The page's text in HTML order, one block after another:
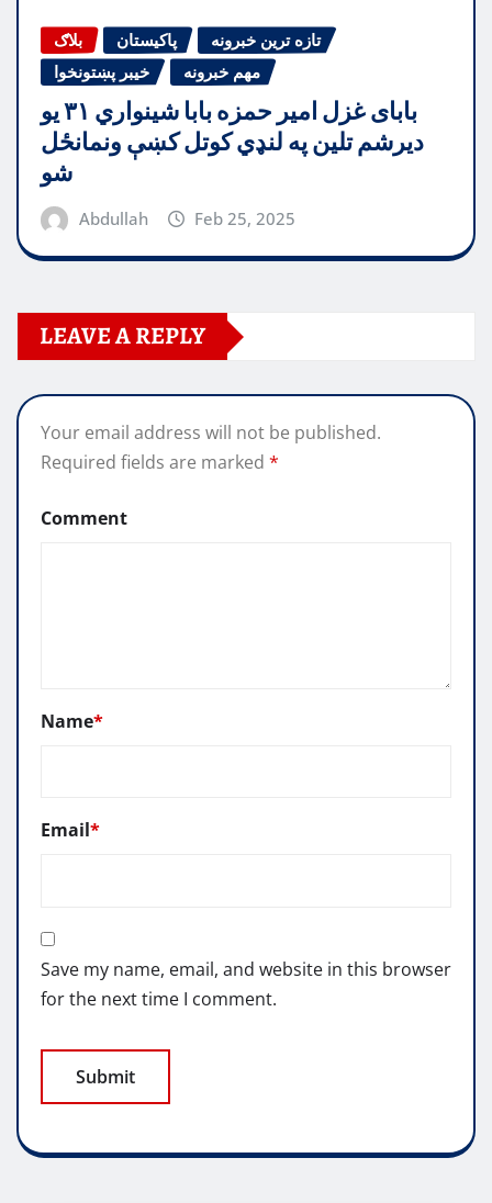
بلاګ پاکیستان
تازه ترین خبرونه
خیبر پښتونخوا
مهم خبرونه
بابای غزل امیر حمزه بابا شینواري ۳۱ یو
دیرشم تلین په لنډي کوتل کښې ونمانځل
شو
Abdullah Feb 25, 2025
LEAVE A REPLY
Your email address will not be published.
Required fields are marked *
Comment
Name*
Email*
Save my name, email, and website in this browser
for the next time I comment.